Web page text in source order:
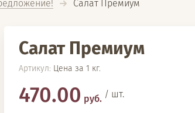
  Салат Премиум
Салат Премиум
Артикул: Цена за 1 кг.
470.00 руб. / шт.